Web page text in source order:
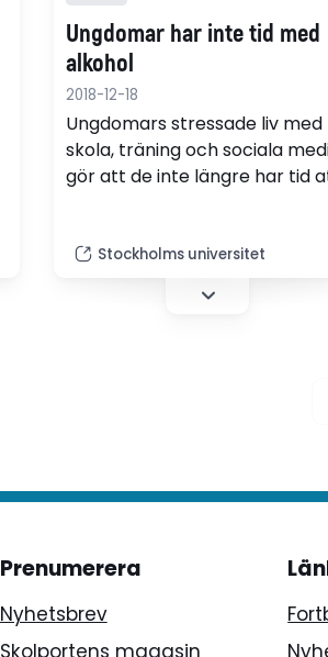
Ungdomar har inte tid med
alkohol
2018-12-18
Ungdomars stressade liv med
skola, träning och sociala
gör att de inte längre har tid
Stockholms universitet. Denna
trend har ökat, inte bara i
Sverige utan även i europeiska
Stockholms universitet
Prenumerera
Nyhetsbrev
Skolportens magasin